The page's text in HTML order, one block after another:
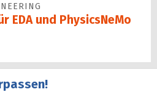
EDA und PhysicsNeMo